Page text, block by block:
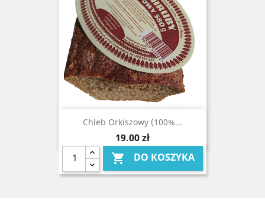
Chleb Orkiszowy (100%...
Cena
19,00 zł
 DO KOSZYKA